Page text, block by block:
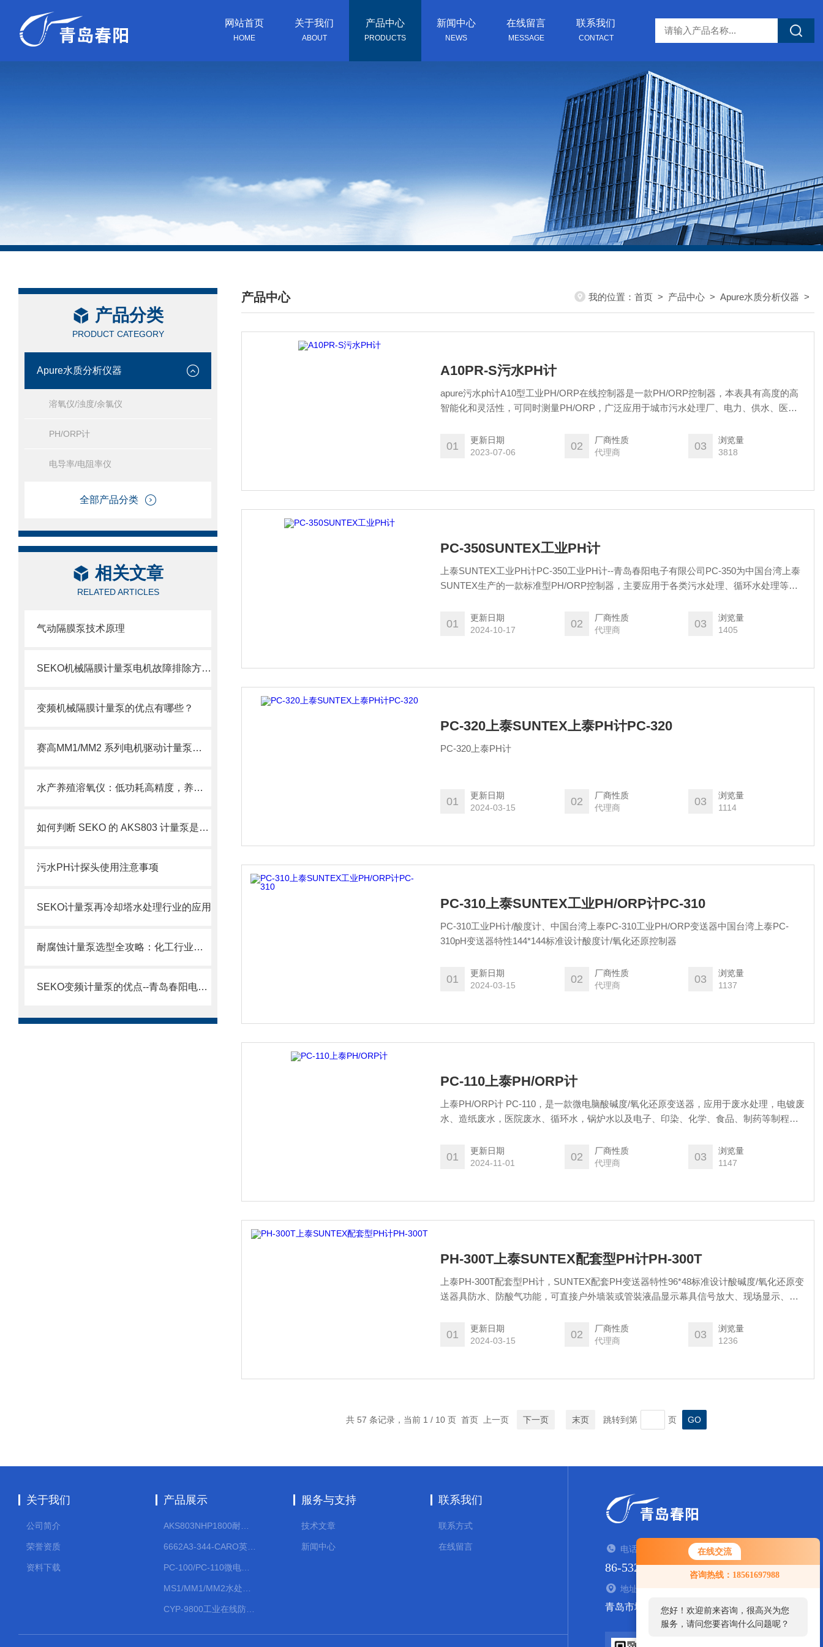
在线交流
咨询热线：18561697988
您好！欢迎前来咨询，很高兴为您
服务，请问您要咨询什么问题呢？
网站首页
HOME
关于我们
ABOUT
产品中心
PRODUCTS
新闻中心
NEWS
在线留言
MESSAGE
联系我们
CONTACT
产品分类
PRODUCT CATEGORY
Apure水质分析仪器
溶氧仪/浊度/余氯仪
PH/ORP计
电导率/电阻率仪
全部产品分类
相关文章
RELATED ARTICLES
气动隔膜泵技术原理
SEKO机械隔膜计量泵电机故障排除方法2
变频机械隔膜计量泵的优点有哪些？
赛高MM1/MM2 系列电机驱动计量泵使用注意事项
水产养殖溶氧仪：低功耗高精度，养鱼省心又增效
如何判断 SEKO 的 AKS803 计量泵是否需要维修？
污水PH计探头使用注意事项
SEKO计量泵再冷却塔水处理行业的应用
耐腐蚀计量泵选型全攻略：化工行业精准加药如何选对设备
SEKO变频计量泵的优点--青岛春阳电子有限公司
产品中心
/ PRODUCTS CENTER
我的位置： 首页 > 产品中心 > Apure水质分析仪器 >
A10PR-S污水PH计
apure污水ph计A10型工业PH/ORP在线控制器是一款PH/ORP控制器，本表具有高度的高
智能化和灵活性，可同时测量PH/ORP，广泛应用于城市污水处理厂、电力、供水、医
01
更新日期
2023-07-06
02
厂商性质
代理商
03
浏览量
3818
PC-350SUNTEX工业PH计
上泰SUNTEX工业PH计PC-350工业PH计--青岛春阳电子有限公司PC-350为中国台湾上泰
SUNTEX生产的一款标准型PH/ORP控制器，主要应用于各类污水处理、循环水处理等场
01
更新日期
2024-10-17
02
厂商性质
代理商
03
浏览量
1405
PC-320上泰SUNTEX上泰PH计PC-320
PC-320上泰PH计
01
更新日期
2024-03-15
02
厂商性质
代理商
03
浏览量
1114
PC-310上泰SUNTEX工业PH/ORP计PC-310
PC-310工业PH计/酸度计、中国台湾上泰PC-310工业PH/ORP变送器中国台湾上泰PC-
310pH变送器特性144*144标准设计酸度计/氧化还原控制器
01
更新日期
2024-03-15
02
厂商性质
代理商
03
浏览量
1137
PC-110上泰PH/ORP计
上泰PH/ORP计 PC-110，是一款微电脑酸碱度/氧化还原变送器，应用于废水处理，电镀废
水、造纸废水，医院废水、循环水，锅炉水以及电子、印染、化学、食品、制药等制程领
01
更新日期
2024-11-01
02
厂商性质
代理商
03
浏览量
1147
PH-300T上泰SUNTEX配套型PH计PH-300T
上泰PH-300T配套型PH计，SUNTEX配套PH变送器特性96*48标准设计酸碱度/氧化还原变
送器具防水、防酸气功能，可直接户外墙装或管裝液晶显示幕具信号放大、现场显示、现
01
更新日期
2024-03-15
02
厂商性质
代理商
03
浏览量
1236
共 57 条记录，当前 1 / 10 页 首页 上一页 下一页 末页 跳转到第 页
关于我们
公司简介
荣誉资质
资料下载
产品展示 服务与支持
技术文章
新闻中心
联系我们
联系方式
在线留言 电话：TEL
86-532-84938935
地址：ADDRESS
青岛市城阳区流亭街道西山社区东800米